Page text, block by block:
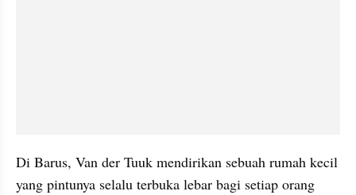
Di Barus, Van der Tuuk mendirikan sebuah rumah kecil
yang pintunya selalu terbuka lebar bagi setiap orang